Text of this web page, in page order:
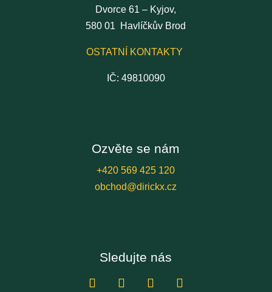
Dvorce 61 – Kyjov,
580 01 Havlíčkův Brod
OSTATNÍ KONTAKTY
IČ: 49810090
Ozvěte se nám
+420 569 425 120
obchod@dirickx.cz
Sledujte nás